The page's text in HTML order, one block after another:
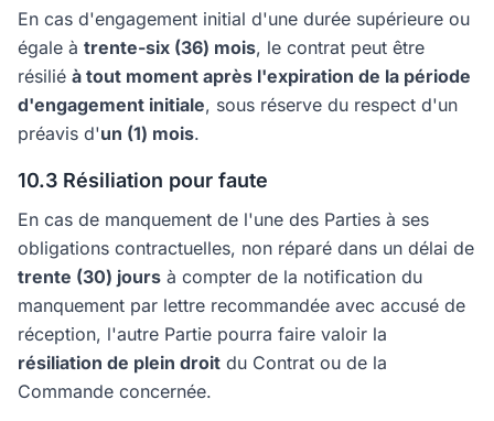
En cas d'engagement initial d'une durée supérieure ou
égale à trente-six (36) mois, le contrat peut être
résilié à tout moment après l'expiration de la période
d'engagement initiale, sous réserve du respect d'un
préavis d'un (1) mois.
10.3 Résiliation pour faute
En cas de manquement de l'une des Parties à ses
obligations contractuelles, non réparé dans un délai de
trente (30) jours à compter de la notification du
manquement par lettre recommandée avec accusé de
réception, l'autre Partie pourra faire valoir la
résiliation de plein droit du Contrat ou de la
Commande concernée.